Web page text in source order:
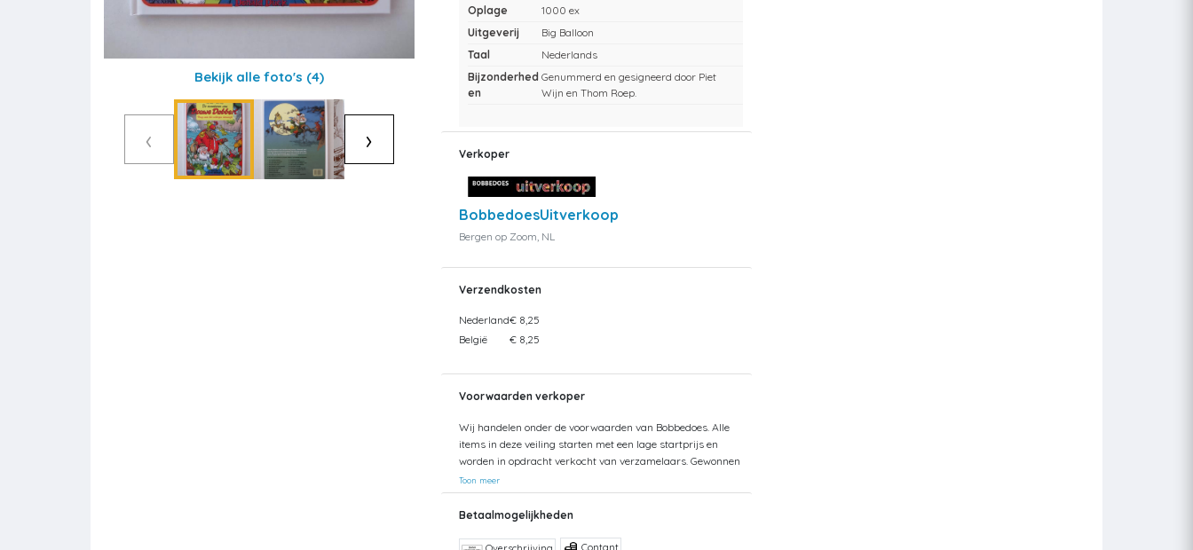
Bekijk alle foto's (4)
‹ ›
Oplage
1000 ex
Uitgeverij
Big Balloon
Taal
Nederlands
Bijzonderhed
en
Genummerd en gesigneerd door Piet
Wijn en Thom Roep.
Verkoper
BobbedoesUitverkoop
Bergen op Zoom, NL
Verzendkosten
Nederland€ 8,25
België
€ 8,25
Voorwaarden verkoper
Wij handelen onder de voorwaarden van Bobbedoes. Alle
items in deze veiling starten met een lage startprijs en
worden in opdracht verkocht van verzamelaars. Gewonnen
kavels kunnen tevens worden opgehaald. Uw aankopen
worden gecombineerd verzonden om hoge verzendkosten
te kunnen beperken. Zendingen worden gedaan vanuit
hoger dan €75 wordt een aangetekende zending
Toon meer
Betaalmogelijkheden
Contant